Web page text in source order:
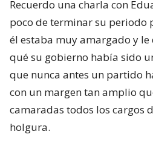
Recuerdo una charla con
poco de terminar su periodo
él estaba muy amargado y
qué su gobierno había sido
que nunca antes un partido
con un margen tan amplio
camaradas todos los cargos
holgura.